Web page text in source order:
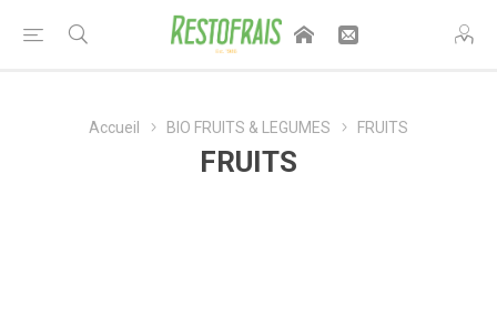
Accueil BIO FRUITS & LEGUMES FRUITS
FRUITS